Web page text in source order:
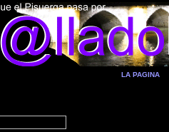
LA PAGINA